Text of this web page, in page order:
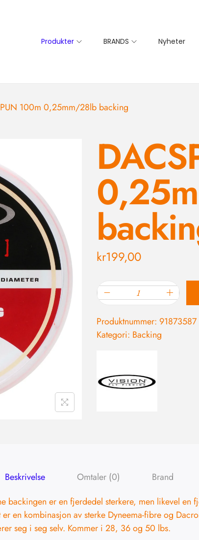
Produkter BRANDS Nyheter
100m 0,25mm/28lb backing
kr199,00
Produktnummer: 91873587
Kategori: Backing
Beskrivelse Omtaler (0)
Brand
backingen er en fjerdedel sterkere, men likevel en
en kombinasjon av sterke Dyneema-fibre og
seg i seg selv. Kommer i 28, 36 og 50 lbs.